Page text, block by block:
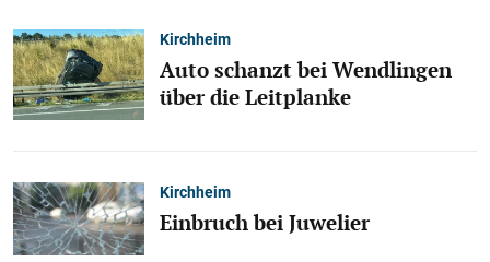
Kirchheim
Auto schanzt bei Wendlingen
über die Leitplanke
Kirchheim
Einbruch bei Juwelier